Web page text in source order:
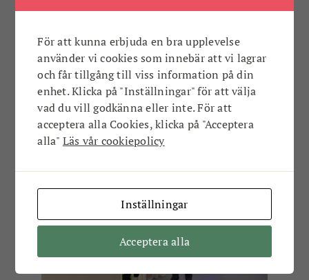
Rehabträdgården Oasen har utvecklats under
två år och är en plats för att sätta händerna i
jorden och för rekreation och möten. Där finns
både bär, buskar, blommor och grönsaker och
en vild humleberså. Och allt vattnas med
regnvatten man samlar in från taken.
För att kunna erbjuda en bra upplevelse
använder vi cookies som innebär att vi lagrar
och får tillgång till viss information på din
enhet. Klicka på "Inställningar" för att välja
vad du vill godkänna eller inte. För att
acceptera alla Cookies, klicka på "Acceptera
alla" Läs vår cookiepolicy
Inställningar
Acceptera alla